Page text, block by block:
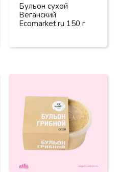
Бульон сухой
Веганский
Ecomarket.ru 150 г